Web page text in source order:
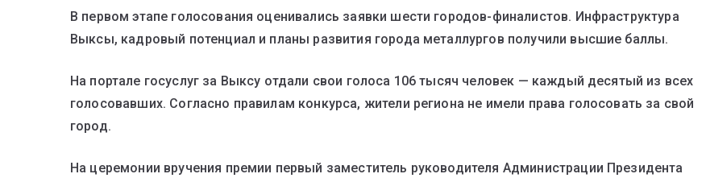
В первом этапе голосования оценивались заявки шести городов-финалистов. Инфраструктура
Выксы, кадровый потенциал и планы развития города металлургов получили высшие баллы.
На портале госуслуг за Выксу отдали свои голоса 106 тысяч человек — каждый десятый из всех
голосовавших. Согласно правилам конкурса, жители региона не имели права голосовать за свой
город.
На церемонии вручения премии первый заместитель руководителя Администрации Президента